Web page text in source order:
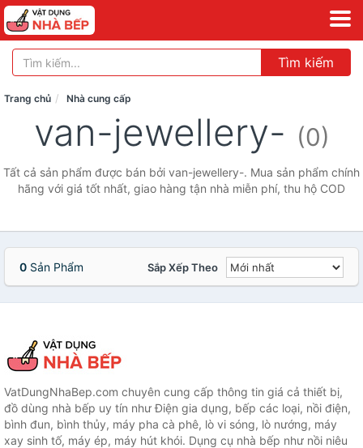
Tìm kiếm
Trang chủ Nhà cung cấp
van-jewellery- (0)
Tất cả sản phẩm được bán bởi van-jewellery-. Mua sản phẩm chính
hãng với giá tốt nhất, giao hàng tận nhà miễn phí, thu hộ COD
0 Sản Phẩm Sắp Xếp Theo
VatDungNhaBep.com chuyên cung cấp thông tin giá cả thiết bị,
đồ dùng nhà bếp uy tín như Điện gia dụng, bếp các loại, nồi điện,
bình đun, bình thủy, máy pha cà phê, lò vi sóng, lò nướng, máy
xay sinh tố, máy ép, máy hút khói. Dụng cụ nhà bếp như nồi niêu